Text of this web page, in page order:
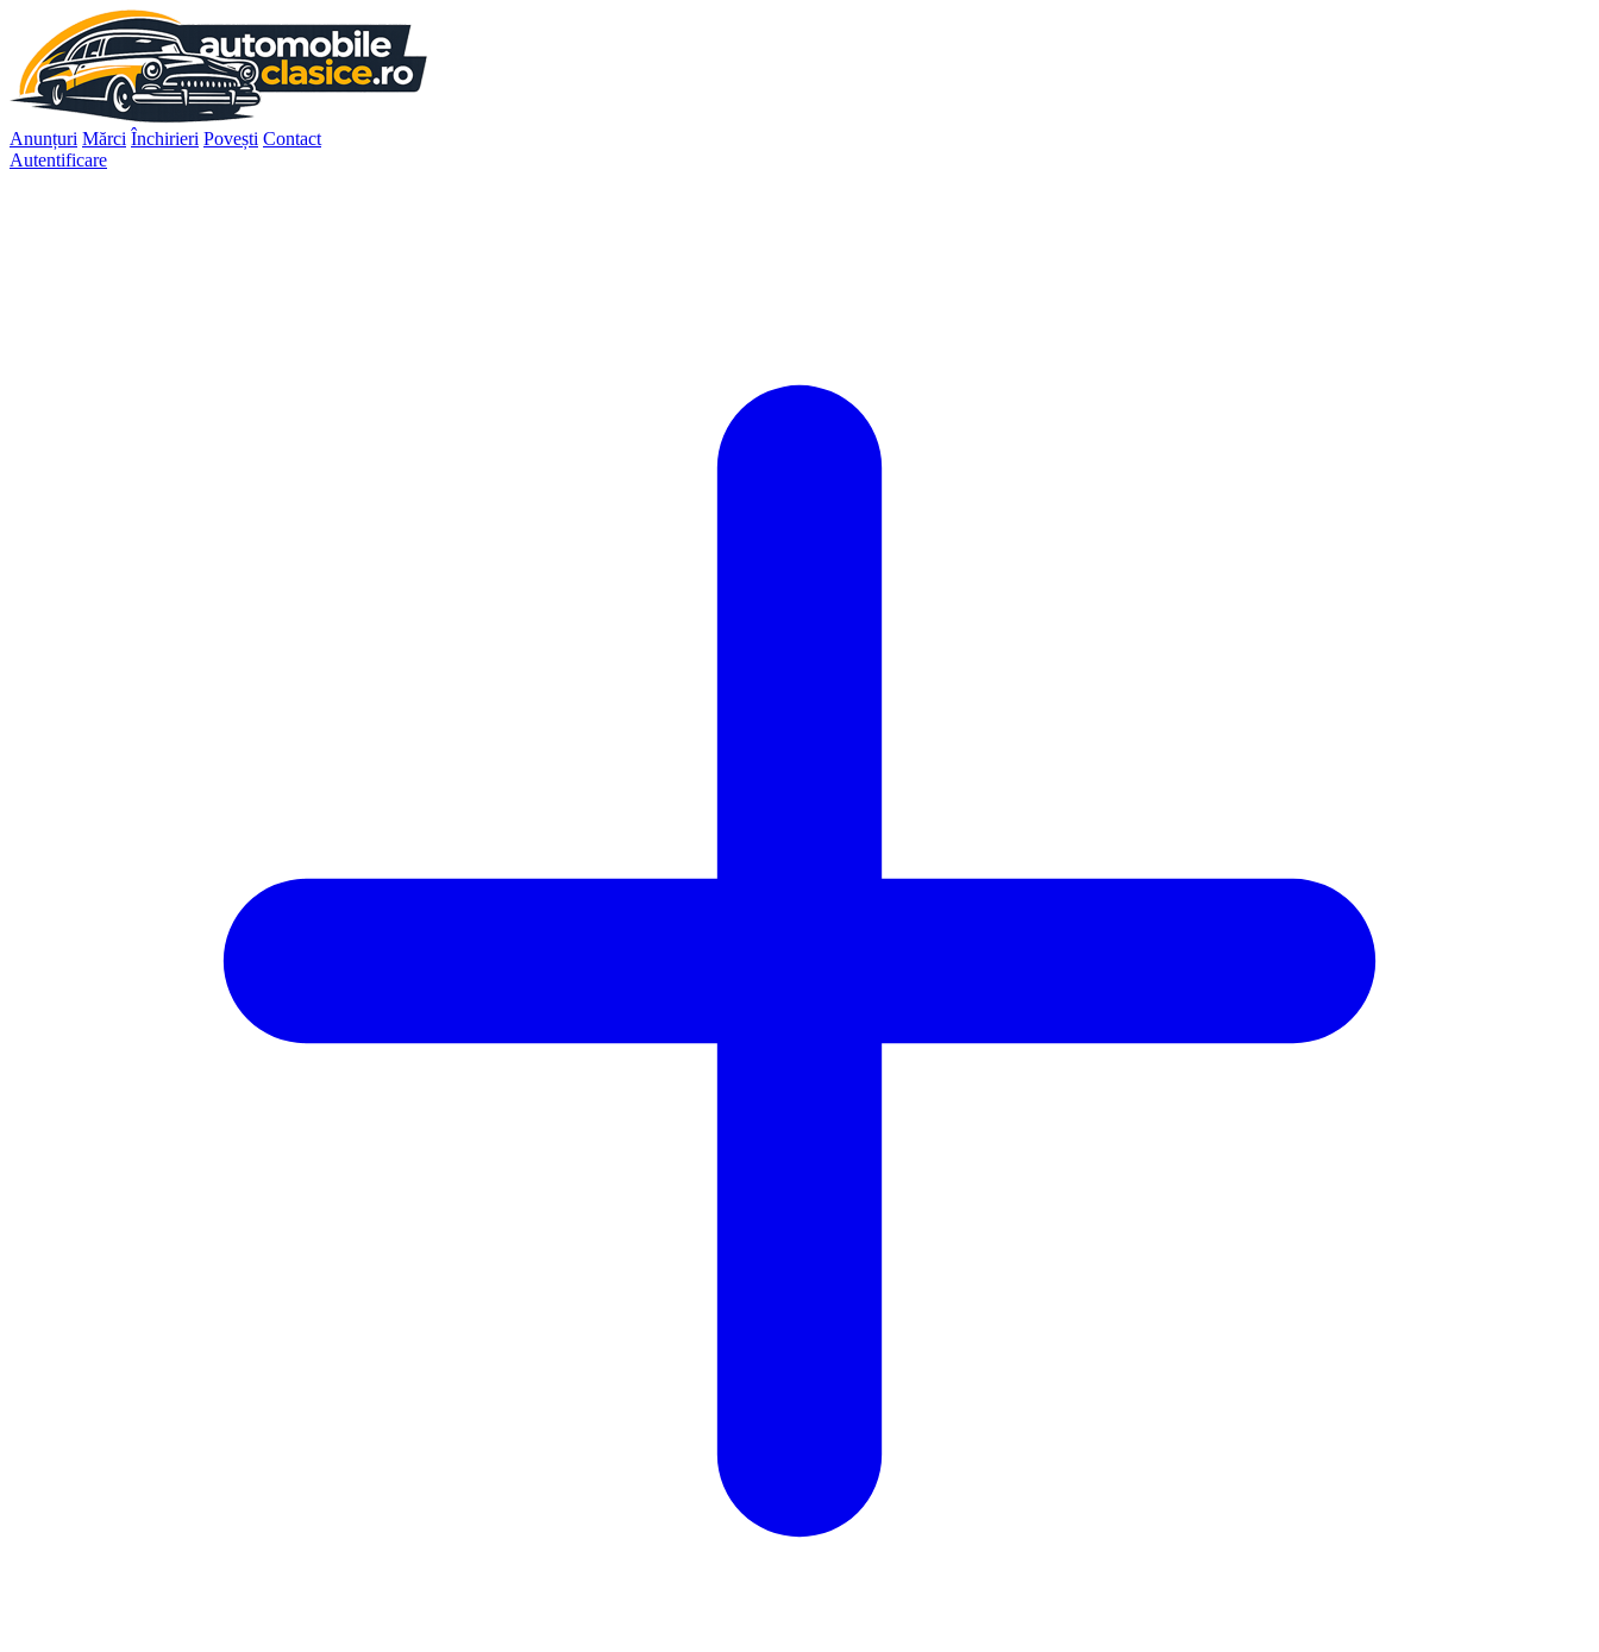
Anunțuri Mărci Închirieri Povești Contact
Autentificare